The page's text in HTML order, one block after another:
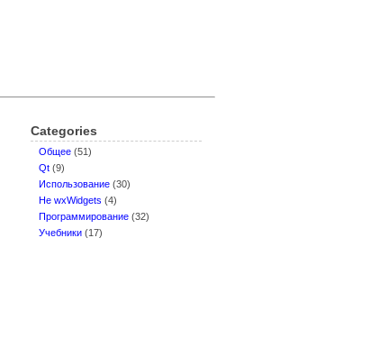
Categories
Oбщее (51)
Qt (9)
Использование (30)
Не wxWidgets (4)
Программирование (32)
Учебники (17)